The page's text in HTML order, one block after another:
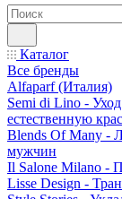
Каталог
Все бренды
Alfaparf (Италия)
Semi di Lino -
естественную
Blends Of Many -
мужчин
Il Salone Milano -
Lisse Design -